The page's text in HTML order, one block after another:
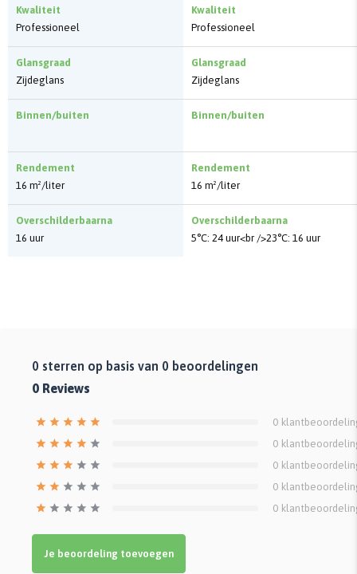
Kwaliteit
Professioneel
Glansgraad
Zijdeglans
Binnen/buiten
Rendement
16 m²/liter
Overschilderbaarna
16 uur
Kwaliteit
Professioneel
Glansgraad
Zijdeglans
Binnen/buiten
Rendement
16 m²/liter
Overschilderbaarna
5°C: 24 uur<br />23°C: 16 uur
0 sterren op basis van 0 beoordelingen
0 Reviews
0
0
0
0
0
Je beoordeling toevoegen